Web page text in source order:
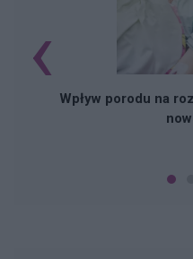
Wpływ porodu na
‹